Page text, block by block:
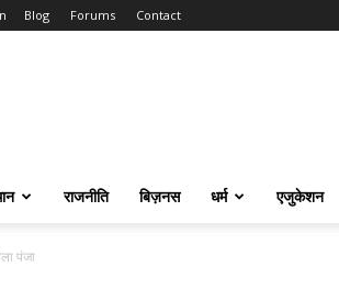
Blog Forums Contact
राजनीति बिज़नस धर्म एजुकेशन
पंजा